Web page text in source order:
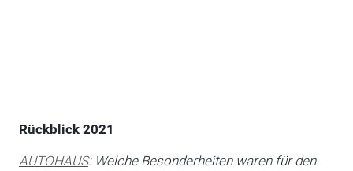
Rückblick 2021
AUTOHAUS: Welche Besonderheiten waren für den